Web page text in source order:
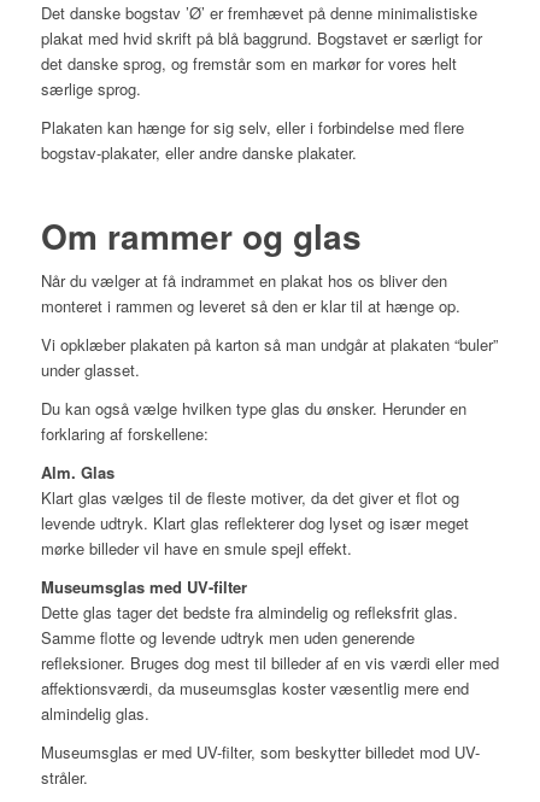
Det danske bogstav ’Ø’ er fremhævet på denne minimalistiske
plakat med hvid skrift på blå baggrund. Bogstavet er særligt for
det danske sprog, og fremstår som en markør for vores helt
særlige sprog.
Plakaten kan hænge for sig selv, eller i forbindelse med flere
bogstav-plakater, eller andre danske plakater.
Om rammer og glas
Når du vælger at få indrammet en plakat hos os bliver den
monteret i rammen og leveret så den er klar til at hænge op.
Vi opklæber plakaten på karton så man undgår at plakaten “buler”
under glasset.
Du kan også vælge hvilken type glas du ønsker. Herunder en
forklaring af forskellene:
Alm. Glas
Klart glas vælges til de fleste motiver, da det giver et flot og
levende udtryk. Klart glas reflekterer dog lyset og især meget
mørke billeder vil have en smule spejl effekt.
Museumsglas med UV-filter
Dette glas tager det bedste fra almindelig og refleksfrit glas.
Samme flotte og levende udtryk men uden generende
refleksioner. Bruges dog mest til billeder af en vis værdi eller med
affektionsværdi, da museumsglas koster væsentlig mere end
almindelig glas.
Museumsglas er med UV-filter, som beskytter billedet mod UV-
stråler.